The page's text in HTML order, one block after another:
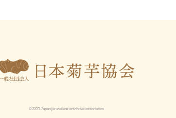
©2023 Japan jerusalem artichoke association